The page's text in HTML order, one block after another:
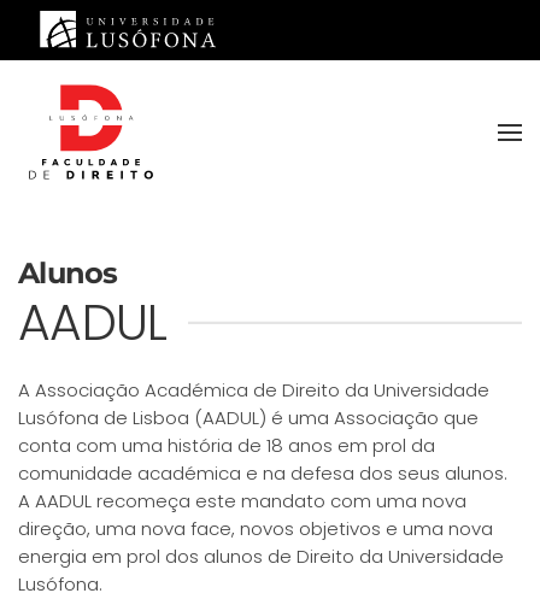
Saltar para o conteúdo principal
Alunos
AADUL
A Associação Académica de Direito da Universidade
Lusófona de Lisboa (AADUL) é uma Associação que
conta com uma história de 18 anos em prol da
comunidade académica e na defesa dos seus alunos.
A AADUL recomeça este mandato com uma nova
direção, uma nova face, novos objetivos e uma nova
energia em prol dos alunos de Direito da Universidade
Lusófona.